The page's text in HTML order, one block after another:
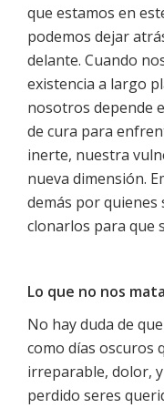
que estamos en
podemos dejar
delante. Cuando
existencia a largo
nosotros depende
de cura para
inerte, nuestra
nueva dimensión.
demás por quienes
clonarlos para que
Lo que no nos mata
No hay duda de
como días oscuros
irreparable, dolor,
perdido seres